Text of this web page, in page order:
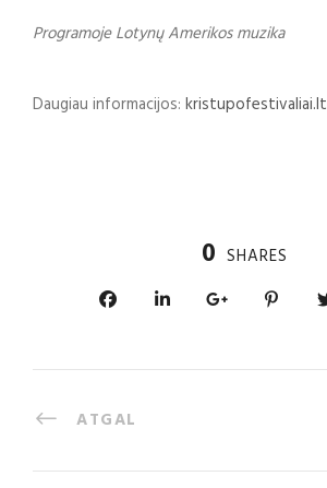
Programoje Lotynų Amerikos muzika
Daugiau informacijos: kristupofestivaliai.lt
0 SHARES
ATGAL